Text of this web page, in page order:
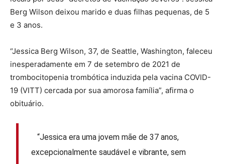
Berg Wilson deixou marido e duas filhas pequenas, de 5
e 3 anos.
“Jessica Berg Wilson, 37, de Seattle, Washington, faleceu
inesperadamente em 7 de setembro de 2021 de
trombocitopenia trombótica induzida pela vacina COVID-
19 (VITT) cercada por sua amorosa família”, afirma o
obituário.
“Jessica era uma jovem mãe de 37 anos,
excepcionalmente saudável e vibrante, sem